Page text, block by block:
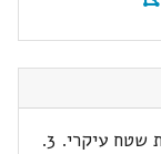
1. הבלטת חלקו העליון של בנין. 2. תוספת שטח עיקרי. 3.